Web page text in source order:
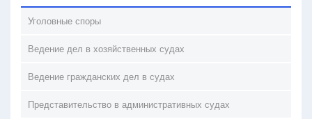
Уголовные споры
Ведение дел в хозяйственных судах
Ведение гражданских дел в судах
Представительство в административных судах